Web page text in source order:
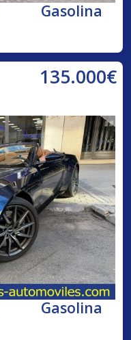
Gasolina
135.000€
Gasolina